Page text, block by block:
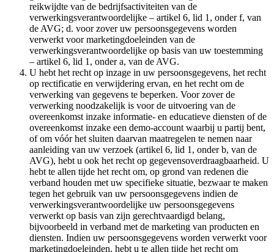
reikwijdte van de bedrijfsactiviteiten van de
verwerkingsverantwoordelijke – artikel 6, lid 1, onder f, van
de AVG; d. voor zover uw persoonsgegevens worden
verwerkt voor marketingdoeleinden van de
verwerkingsverantwoordelijke op basis van uw toestemming
– artikel 6, lid 1, onder a, van de AVG.
U hebt het recht op inzage in uw persoonsgegevens, het recht
op rectificatie en verwijdering ervan, en het recht om de
verwerking van gegevens te beperken. Voor zover de
verwerking noodzakelijk is voor de uitvoering van de
overeenkomst inzake informatie- en educatieve diensten of de
overeenkomst inzake een demo-account waarbij u partij bent,
of om vóór het sluiten daarvan maatregelen te nemen naar
aanleiding van uw verzoek (artikel 6, lid 1, onder b, van de
AVG), hebt u ook het recht op gegevensoverdraagbaarheid. U
hebt te allen tijde het recht om, op grond van redenen die
verband houden met uw specifieke situatie, bezwaar te maken
tegen het gebruik van uw persoonsgegevens indien de
verwerkingsverantwoordelijke uw persoonsgegevens
verwerkt op basis van zijn gerechtvaardigd belang,
bijvoorbeeld in verband met de marketing van producten en
diensten. Indien uw persoonsgegevens worden verwerkt voor
marketingdoeleinden, hebt u te allen tijde het recht om